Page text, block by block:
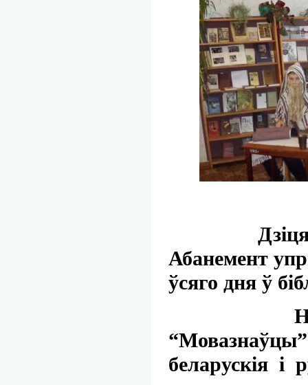
Дзіцячая
Абанемент
ўсяго дня ў
“Мовазнаўцы”.
беларускія і